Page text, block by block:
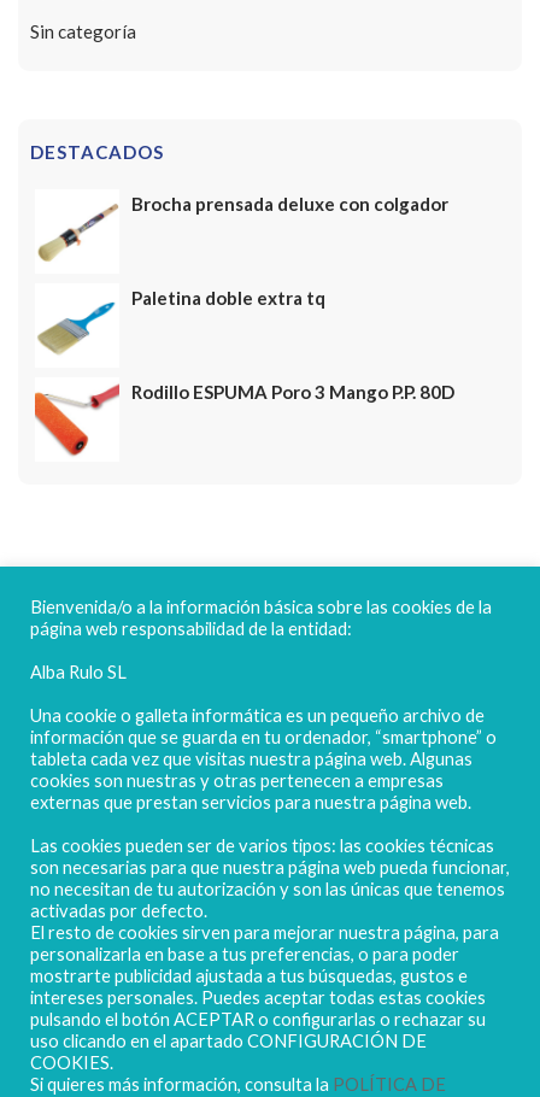
Sin categoría
DESTACADOS
Brocha prensada deluxe con colgador
Paletina doble extra tq
Rodillo ESPUMA Poro 3 Mango P.P. 80D
FELICES FIESTAS
POLIGONO CAMPORROSO P-D, Nº4
02520 - CHINCHILLA DE MONTEARAGÓN
(ALBACETE) Spain
Tel. + 34 967 218 812 - info@abr.com.es
Bienvenida/o a la información básica sobre las cookies de la
página web responsabilidad de la entidad:
Alba Rulo SL
Una cookie o galleta informática es un pequeño archivo de
información que se guarda en tu ordenador, “smartphone” o
tableta cada vez que visitas nuestra página web. Algunas
cookies son nuestras y otras pertenecen a empresas
externas que prestan servicios para nuestra página web.
Las cookies pueden ser de varios tipos: las cookies técnicas
son necesarias para que nuestra página web pueda funcionar,
no necesitan de tu autorización y son las únicas que tenemos
activadas por defecto.
El resto de cookies sirven para mejorar nuestra página, para
personalizarla en base a tus preferencias, o para poder
mostrarte publicidad ajustada a tus búsquedas, gustos e
intereses personales. Puedes aceptar todas estas cookies
pulsando el botón ACEPTAR o configurarlas o rechazar su
uso clicando en el apartado CONFIGURACIÓN DE
COOKIES.
Si quieres más información, consulta la POLÍTICA DE